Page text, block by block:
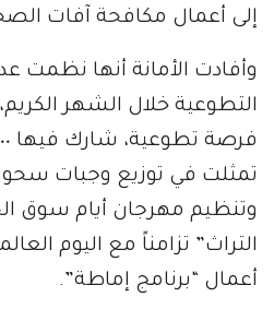
إلى أعمال مكافحة آفات
وأفادت الأمانة أنها نظمت
تمثلت في توزيع وجبات
وتنظيم مهرجان أيام سوق
التراث” تزامناً مع اليوم
أعمال “برنامج إماطة”.